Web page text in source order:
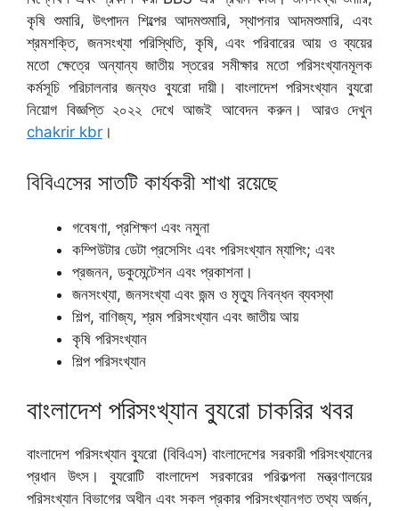
কৃষি শুমারি, উৎপাদন শিল্পের আদমশুমারি, স্থাপনার আদমশুমারি, এবং
শ্রমশক্তি, জনসংখ্যা পরিস্থিতি, কৃষি, এবং পরিবারের আয় ও ব্যয়ের
মতো ক্ষেত্রে অন্যান্য জাতীয় স্তরের সমীক্ষার মতো পরিসংখ্যানমূলক
কর্মসূচি পরিচালনার জন্যও ব্যুরো দায়ী। বাংলাদেশ পরিসংখ্যান ব্যুরো
নিয়োগ বিজ্ঞপ্তি ২০২২ দেখে আজই আবেদন করুন। আরও দেখুন
chakrir kbr ।
বিবিএসের সাতটি কার্যকরী শাখা রয়েছে
গবেষণা, প্রশিক্ষণ এবং নমুনা
কম্পিউটার ডেটা প্রসেসিং এবং পরিসংখ্যান ম্যাপিং; এবং
প্রজনন, ডকুমেন্টেশন এবং প্রকাশনা।
জনসংখ্যা, জনসংখ্যা এবং জন্ম ও মৃত্যু নিবন্ধন ব্যবস্থা
শিল্প, বাণিজ্য, শ্রম পরিসংখ্যান এবং জাতীয় আয়
কৃষি পরিসংখ্যান
শিল্প পরিসংখ্যান
বাংলাদেশ পরিসংখ্যান ব্যুরো চাকরির খবর
বাংলাদেশ পরিসংখ্যান ব্যুরো (বিবিএস) বাংলাদেশের সরকারী পরিসংখ্যানের
প্রধান উৎস। ব্যুরোটি বাংলাদেশ সরকারের পরিকল্পনা মন্ত্রণালয়ের
পরিসংখ্যান বিভাগের অধীন এবং সকল প্রকার পরিসংখ্যানগত তথ্য অর্জন,